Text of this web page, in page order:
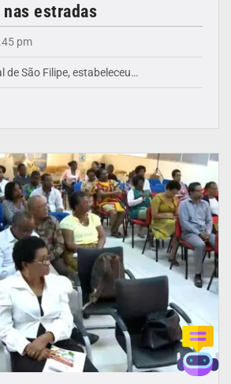
estradas
pm
de São Filipe, estabeleceu…